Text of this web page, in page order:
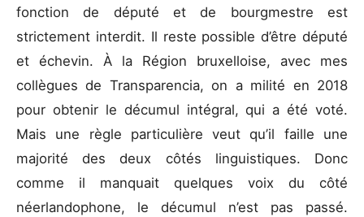
fonction de député et de bourgmestre est
strictement interdit. Il reste possible d’être député
et échevin. À la Région bruxelloise, avec mes
collègues de Transparencia, on a milité en 2018
pour obtenir le décumul intégral, qui a été voté.
Mais une règle particulière veut qu’il faille une
majorité des deux côtés linguistiques. Donc
comme il manquait quelques voix du côté
néerlandophone, le décumul n’est pas passé.